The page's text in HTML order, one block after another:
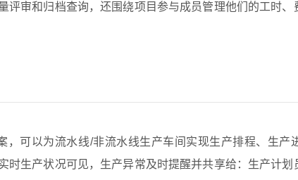
评审和归档查询，还围绕项目参与成员管理他们的工时、
，可以为流水线/非流水线生产车间实现生产排程、生产
时生产状况可见，生产异常及时提醒并共享给：生产计划